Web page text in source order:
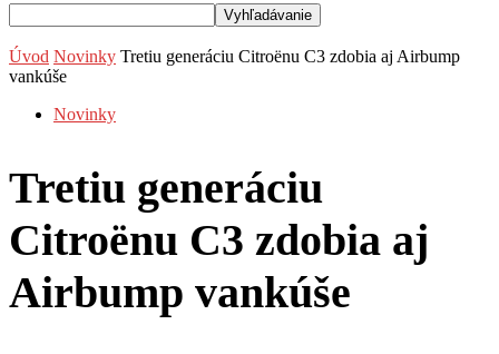
Úvod Novinky Tretiu generáciu Citroënu C3 zdobia aj Airbump
vankúše
Novinky
Tretiu generáciu
Citroënu C3 zdobia aj
Airbump vankúše